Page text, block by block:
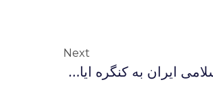
Next
نامه سرگشاده جمعی از منتقدان جمهوری اسلامی ایران به کنگره ایالات آمریکا در تشویق به حمایت از توافق اتمی با ایران